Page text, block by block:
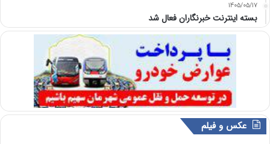
1405/05/17
بسته اینترنت خبرنگاران فعال شد
عکس و فیلم